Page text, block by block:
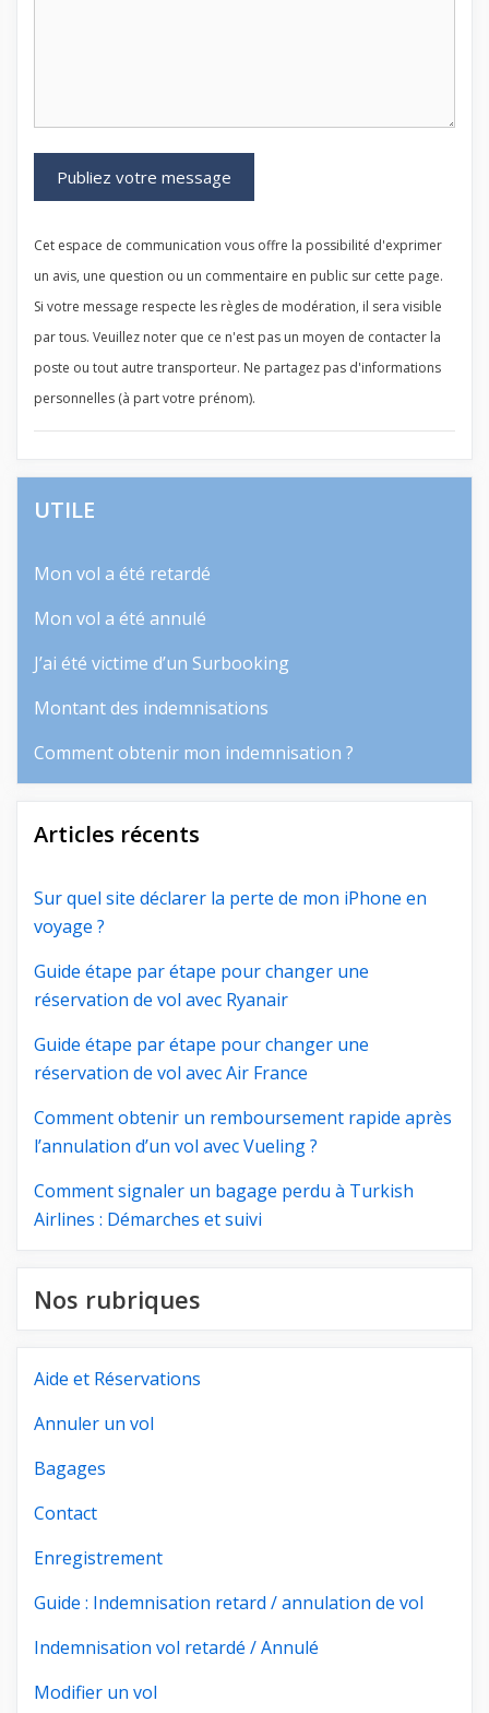
Cet espace de communication vous offre la possibilité d'exprimer
un avis, une question ou un commentaire en public sur cette page.
Si votre message respecte les règles de modération, il sera visible
par tous. Veuillez noter que ce n'est pas un moyen de contacter la
poste ou tout autre transporteur. Ne partagez pas d'informations
personnelles (à part votre prénom).
UTILE
Mon vol a été retardé
Mon vol a été annulé
J’ai été victime d’un Surbooking
Montant des indemnisations
Comment obtenir mon indemnisation ?
Articles récents
Sur quel site déclarer la perte de mon iPhone en
voyage ?
Guide étape par étape pour changer une
réservation de vol avec Ryanair
Guide étape par étape pour changer une
réservation de vol avec Air France
Comment obtenir un remboursement rapide après
l’annulation d’un vol avec Vueling ?
Comment signaler un bagage perdu à Turkish
Airlines : Démarches et suivi
Nos rubriques
Aide et Réservations
Annuler un vol
Bagages
Contact
Enregistrement
Guide : Indemnisation retard / annulation de vol
Indemnisation vol retardé / Annulé
Modifier un vol